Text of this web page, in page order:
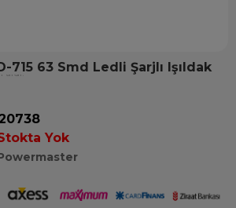
715 63 Smd Ledli Şarjlı Işıldak
20738
Yok